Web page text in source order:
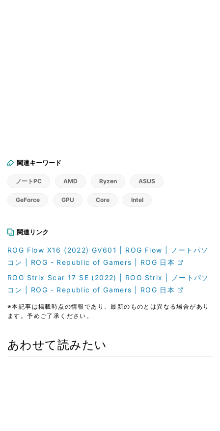
関連キーワード
ノートPC AMD Ryzen ASUS
GeForce GPU Core Intel
関連リンク
ROG Flow X16 (2022) GV601 | ROG Flow | ノートパソ
コン | ROG - Republic of Gamers | ROG 日本
ROG Strix Scar 17 SE (2022) | ROG Strix | ノートパソ
コン | ROG - Republic of Gamers | ROG 日本
※本記事は掲載時点の情報であり、最新のものとは異なる場合があり
ます。予めご了承ください。
あわせて読みたい